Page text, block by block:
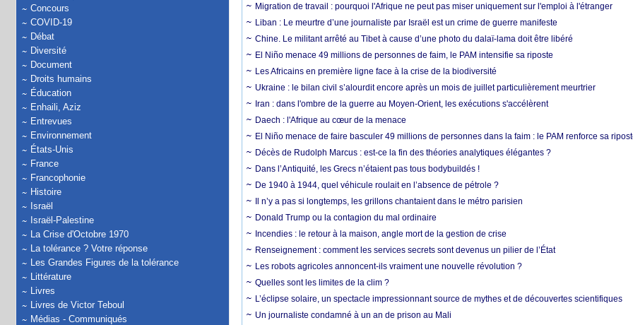
Concours
COVID-19
Débat
Diversité
Document
Droits humains
Éducation
Enhaili, Aziz
Entrevues
Environnement
États-Unis
France
Francophonie
Histoire
Israël
Israël-Palestine
La Crise d'Octobre 1970
La tolérance ? Votre réponse
Les Grandes Figures de la tolérance
Littérature
Livres
Livres de Victor Teboul
Médias - Communiqués
Migration de travail : pourquoi l'Afrique ne peut pas miser uniquement sur l'emploi à l'étranger
Liban : Le meurtre d’une journaliste par Israël est un crime de guerre manifeste
Chine. Le militant arrêté au Tibet à cause d’une photo du dalaï-lama doit être libéré
El Niño menace 49 millions de personnes de faim, le PAM intensifie sa riposte
Les Africains en première ligne face à la crise de la biodiversité
Ukraine : le bilan civil s’alourdit encore après un mois de juillet particulièrement meurtrier
Iran : dans l'ombre de la guerre au Moyen-Orient, les exécutions s'accélèrent
Daech : l'Afrique au cœur de la menace
El Niño menace de faire basculer 49 millions de personnes dans la faim : le PAM renforce sa
Décès de Rudolph Marcus : est-ce la fin des théories analytiques élégantes ?
Dans l’Antiquité, les Grecs n’étaient pas tous bodybuildés !
De 1940 à 1944, quel véhicule roulait en l’absence de pétrole ?
Il n’y a pas si longtemps, les grillons chantaient dans le métro parisien
Donald Trump ou la contagion du mal ordinaire
Incendies : le retour à la maison, angle mort de la gestion de crise
Renseignement : comment les services secrets sont devenus un pilier de l’État
Les robots agricoles annoncent-ils vraiment une nouvelle révolution ?
Quelles sont les limites de la clim ?
L’éclipse solaire, un spectacle impressionnant source de mythes et de découvertes scientifiques
Un journaliste condamné à un an de prison au Mali